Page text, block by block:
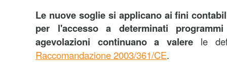
Le nuove soglie si applicano ai fini
per l'accesso a determinati
agevolazioni continuano a valere le
Raccomandazione 2003/361/CE.